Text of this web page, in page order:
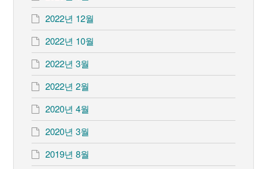
2022년 12월
2022년 10월
2022년 3월
2022년 2월
2020년 4월
2020년 3월
2019년 8월